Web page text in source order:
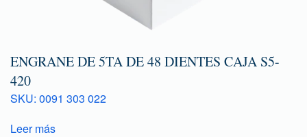
ENGRANE DE 5TA DE 48 DIENTES CAJA S5-
420
SKU: 0091 303 022
Leer más